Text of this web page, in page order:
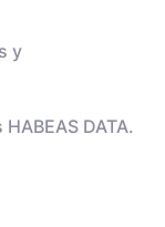
y
DATA.